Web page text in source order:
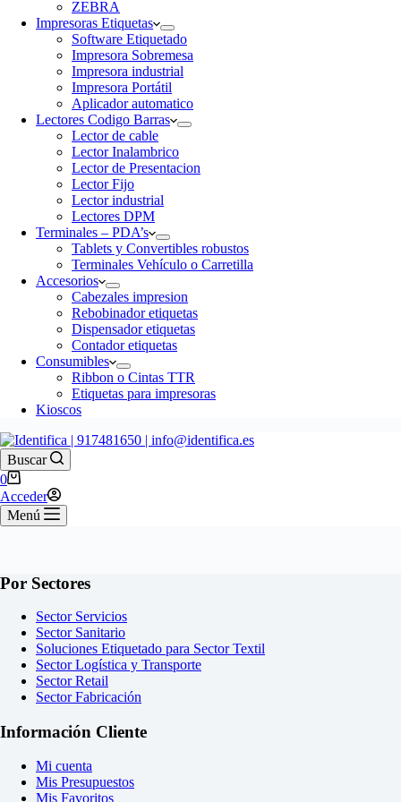
ZEBRA
Impresoras Etiquetas
Software Etiquetado
Impresora Sobremesa
Impresora industrial
Impresora Portátil
Aplicador automatico
Lectores Codigo Barras
Lector de cable
Lector Inalambrico
Lector de Presentacion
Lector Fijo
Lector industrial
Lectores DPM
Terminales – PDA’s
Tablets y Convertibles robustos
Terminales Vehículo o Carretilla
Accesorios
Cabezales impresion
Rebobinador etiquetas
Dispensador etiquetas
Contador etiquetas
Consumibles
Ribbon o Cintas TTR
Etiquetas para impresoras
Kioscos
Buscar
Carro
de
compra
0
Acceder
Menú
Por Sectores
Sector Servicios
Sector Sanitario
Soluciones Etiquetado para Sector Textil
Sector Logística y Transporte
Sector Retail
Sector Fabricación
Información Cliente
Mi cuenta
Mis Presupuestos
Mis Favoritos